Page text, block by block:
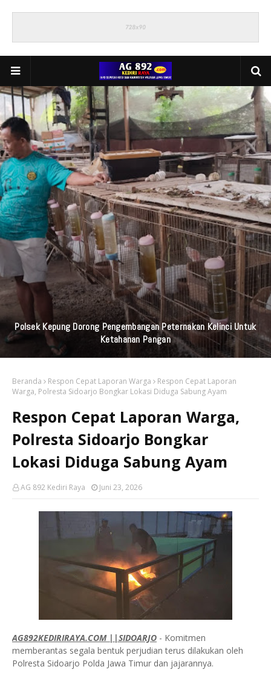
Polsek Kepung Dorong Pengembangan Peternakan Kelinci Untuk
Ketahanan Pangan
Beranda Respon Cepat Laporan Warga
Respon Cepat Laporan
Warga, Polresta Sidoarjo Bongkar Lokasi Diduga Sabung Ayam
Respon Cepat Laporan Warga,
Polresta Sidoarjo Bongkar
Lokasi Diduga Sabung Ayam
AG 892 Kediri Raya Juni 23, 2026
AG892KEDIRIRAYA.COM ||SIDOARJO - Komitmen
memberantas segala bentuk perjudian terus dilakukan oleh
Polresta Sidoarjo Polda Jawa Timur dan jajarannya.